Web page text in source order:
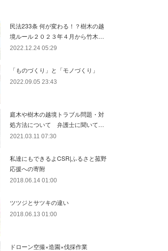
民法233条 何が変わる！？樹木の越
境ルール２０２３年４月から竹木…
2022.12.24 05:29
「ものづくり」と「モノづくり」
2022.09.05 23:43
庭木や樹木の越境トラブル問題・対
処方法について 弁護士に聞いて…
2021.03.11 07:30
私達にもできるよCSR|ふるさと菰野
応援への寄附
2018.06.14 01:00
ツツジとサツキの違い
2018.06.13 01:00
ドローン空撮×造園×伐採作業